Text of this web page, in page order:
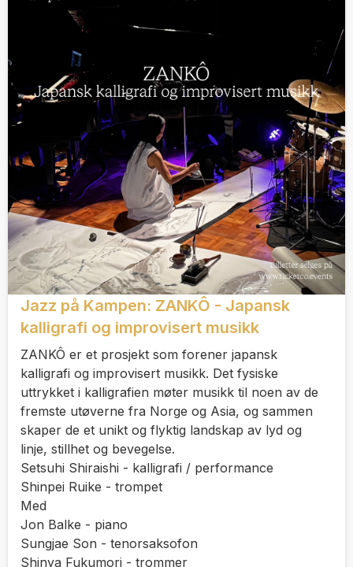
Jazz på Kampen: ZANKÔ - Japansk
kalligrafi og improvisert musikk
ZANKÔ er et prosjekt som forener japansk
kalligrafi og improvisert musikk. Det fysiske
uttrykket i kalligrafien møter musikk til noen av de
fremste utøverne fra Norge og Asia, og sammen
skaper de et unikt og flyktig landskap av lyd og
linje, stillhet og bevegelse.
Setsuhi Shiraishi - kalligrafi / performance
Shinpei Ruike - trompet
Med
Jon Balke - piano
Sungjae Son - tenorsaksofon
Shinya Fukumori - trommer